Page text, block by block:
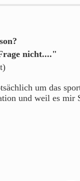
nicht...."
um das
und weil es mir